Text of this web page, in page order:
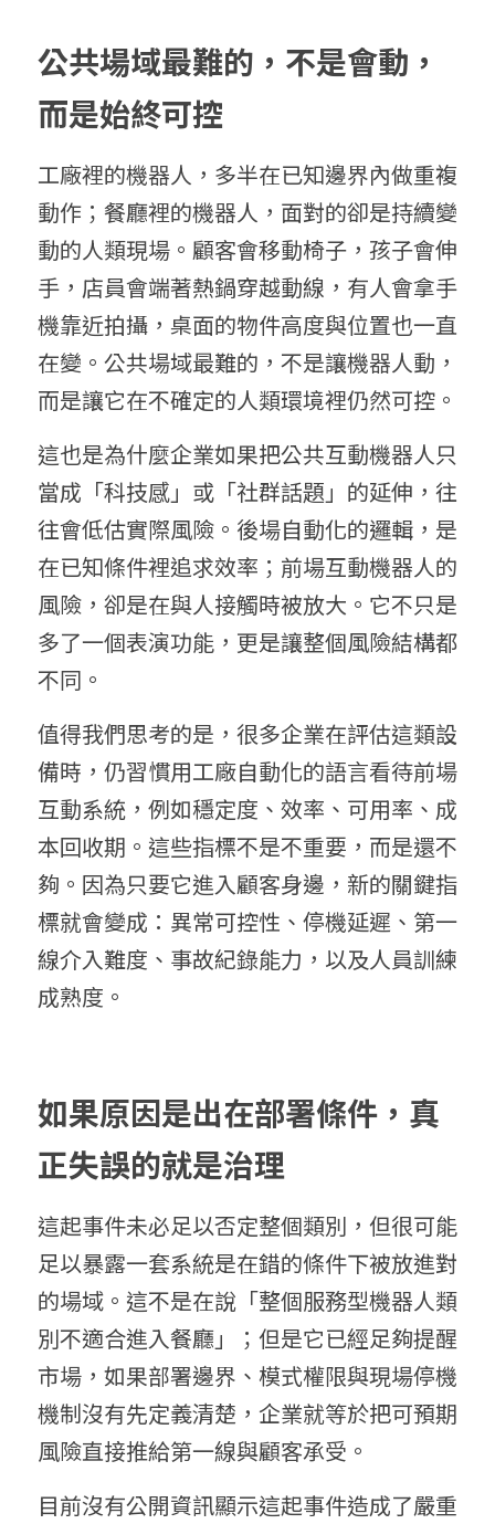
公共場域最難的，不是會動，
而是始終可控
工廠裡的機器人，多半在已知邊界內做重複
動作；餐廳裡的機器人，面對的卻是持續變
動的人類現場。顧客會移動椅子，孩子會伸
手，店員會端著熱鍋穿越動線，有人會拿手
機靠近拍攝，桌面的物件高度與位置也一直
在變。公共場域最難的，不是讓機器人動，
而是讓它在不確定的人類環境裡仍然可控。
這也是為什麼企業如果把公共互動機器人只
當成「科技感」或「社群話題」的延伸，往
往會低估實際風險。後場自動化的邏輯，是
在已知條件裡追求效率；前場互動機器人的
風險，卻是在與人接觸時被放大。它不只是
多了一個表演功能，更是讓整個風險結構都
不同。
值得我們思考的是，很多企業在評估這類設
備時，仍習慣用工廠自動化的語言看待前場
互動系統，例如穩定度、效率、可用率、成
本回收期。這些指標不是不重要，而是還不
夠。因為只要它進入顧客身邊，新的關鍵指
標就會變成：異常可控性、停機延遲、第一
線介入難度、事故紀錄能力，以及人員訓練
成熟度。
如果原因是出在部署條件，真
正失誤的就是治理
這起事件未必足以否定整個類別，但很可能
足以暴露一套系統是在錯的條件下被放進對
的場域。這不是在說「整個服務型機器人類
別不適合進入餐廳」；但是它已經足夠提醒
市場，如果部署邊界、模式權限與現場停機
機制沒有先定義清楚，企業就等於把可預期
風險直接推給第一線與顧客承受。
目前沒有公開資訊顯示這起事件造成了嚴重